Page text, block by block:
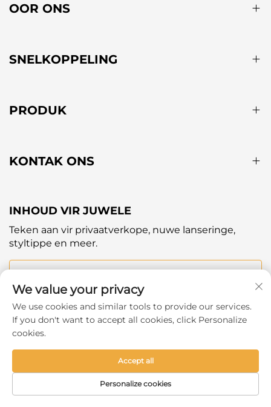
OOR ONS
SNELKOPPELING
PRODUK
KONTAK ONS
INHOUD VIR JUWELE
Teken aan vir privaatverkope, nuwe lanseringe,
styltippe en meer.
Jou E-pos
Subscribe
Copyright © 2025 by Hangzhou Ever Shine Outdoor
Products Co.,Ltd. -Privaatheidsbeleid
We value your privacy
We use cookies and similar tools to provide our services.
If you don't want to accept all cookies, click Personalize
cookies.
Personalize cookies
Accept all